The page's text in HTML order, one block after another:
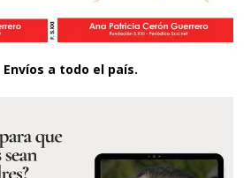
Envíos a todo el país.